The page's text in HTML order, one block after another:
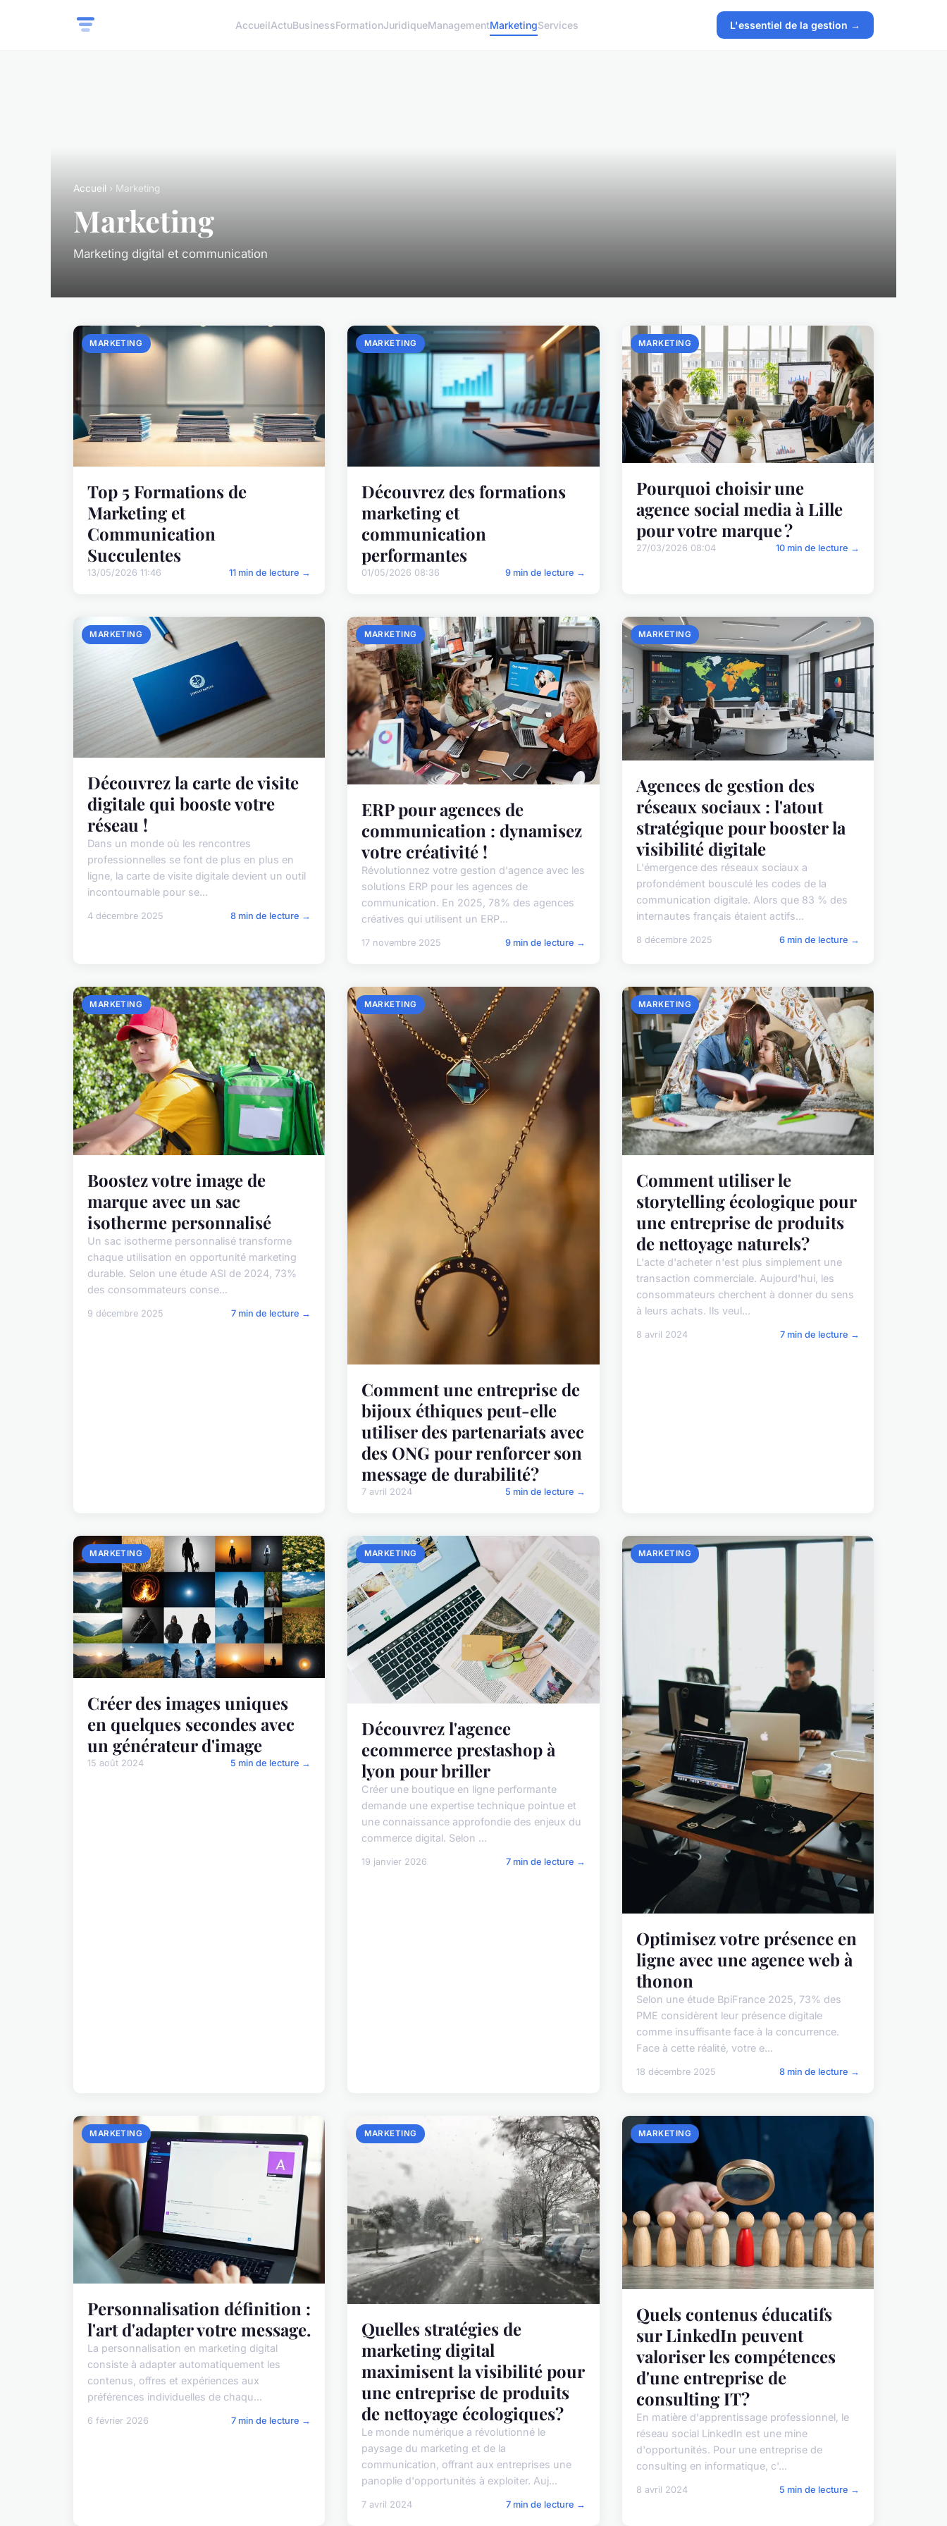
AccueilActuBusinessFormationJuridiqueManagementMarketingServices L'essentiel de la gestion →
Accueil › Marketing
Marketing
Marketing digital et communication
MARKETING
Top 5 Formations de
Marketing et
Communication
Succulentes
13/05/2026 11:46 11 min de lecture →
MARKETING
Découvrez des formations
marketing et
communication
performantes
01/05/2026 08:36 9 min de lecture →
MARKETING
Pourquoi choisir une
agence social media à Lille
pour votre marque ?
27/03/2026 08:04 10 min de lecture →
MARKETING
Découvrez la carte de visite
digitale qui booste votre
réseau !
Dans un monde où les rencontres
professionnelles se font de plus en plus en
ligne, la carte de visite digitale devient un outil
incontournable pour se...
4 décembre 2025 8 min de lecture →
MARKETING
ERP pour agences de
communication : dynamisez
votre créativité !
Révolutionnez votre gestion d'agence avec les
solutions ERP pour les agences de
communication. En 2025, 78% des agences
créatives qui utilisent un ERP...
17 novembre 2025 9 min de lecture →
MARKETING
Agences de gestion des
réseaux sociaux : l'atout
stratégique pour booster la
visibilité digitale
L'émergence des réseaux sociaux a
profondément bousculé les codes de la
communication digitale. Alors que 83 % des
internautes français étaient actifs...
8 décembre 2025 6 min de lecture →
MARKETING
Boostez votre image de
marque avec un sac
isotherme personnalisé
Un sac isotherme personnalisé transforme
chaque utilisation en opportunité marketing
durable. Selon une étude ASI de 2024, 73%
des consommateurs conse...
9 décembre 2025 7 min de lecture →
MARKETING
Comment une entreprise de
bijoux éthiques peut-elle
utiliser des partenariats avec
des ONG pour renforcer son
message de durabilité?
7 avril 2024 5 min de lecture →
MARKETING
Comment utiliser le
storytelling écologique pour
une entreprise de produits
de nettoyage naturels?
L'acte d'acheter n'est plus simplement une
transaction commerciale. Aujourd'hui, les
consommateurs cherchent à donner du sens
à leurs achats. Ils veul...
8 avril 2024 7 min de lecture →
MARKETING
Créer des images uniques
en quelques secondes avec
un générateur d'image
15 août 2024 5 min de lecture →
MARKETING
Découvrez l'agence
ecommerce prestashop à
lyon pour briller
Créer une boutique en ligne performante
demande une expertise technique pointue et
une connaissance approfondie des enjeux du
commerce digital. Selon ...
19 janvier 2026 7 min de lecture →
MARKETING
Optimisez votre présence en
ligne avec une agence web à
thonon
Selon une étude BpiFrance 2025, 73% des
PME considèrent leur présence digitale
comme insuffisante face à la concurrence.
Face à cette réalité, votre e...
18 décembre 2025 8 min de lecture →
MARKETING
Personnalisation définition :
l'art d'adapter votre message.
La personnalisation en marketing digital
consiste à adapter automatiquement les
contenus, offres et expériences aux
préférences individuelles de chaqu...
6 février 2026 7 min de lecture →
MARKETING
Quelles stratégies de
marketing digital
maximisent la visibilité pour
une entreprise de produits
de nettoyage écologiques?
Le monde numérique a révolutionné le
paysage du marketing et de la
communication, offrant aux entreprises une
panoplie d'opportunités à exploiter. Auj...
7 avril 2024 7 min de lecture →
MARKETING
Quels contenus éducatifs
sur LinkedIn peuvent
valoriser les compétences
d'une entreprise de
consulting IT?
En matière d'apprentissage professionnel, le
réseau social LinkedIn est une mine
d'opportunités. Pour une entreprise de
consulting en informatique, c'...
8 avril 2024 5 min de lecture →